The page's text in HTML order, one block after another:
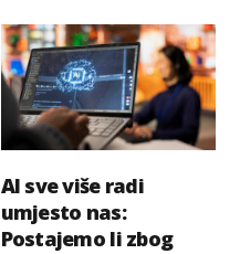
AI sve više radi
umjesto nas:
Postajemo li zbog